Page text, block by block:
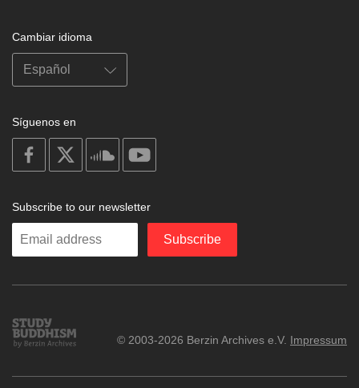
Cambiar idioma
Síguenos en
on
facebook
soundcloud
Subscribe to our newsletter
Enter
Subscribe
Study
Buddhism
© 2003-2026 Berzin Archives e.V. Impressum